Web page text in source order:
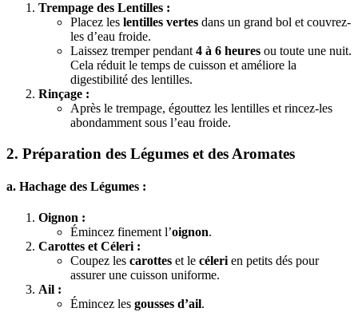
Trempage des Lentilles :
Placez les lentilles vertes dans un grand bol et couvrez-
les d’eau froide.
Laissez tremper pendant 4 à 6 heures ou toute une nuit.
Cela réduit le temps de cuisson et améliore la
digestibilité des lentilles.
Rinçage :
Après le trempage, égouttez les lentilles et rincez-les
abondamment sous l’eau froide.
2. Préparation des Légumes et des Aromates
a. Hachage des Légumes :
Oignon :
Émincez finement l’oignon.
Carottes et Céleri :
Coupez les carottes et le céleri en petits dés pour
assurer une cuisson uniforme.
Ail :
Émincez les gousses d’ail.